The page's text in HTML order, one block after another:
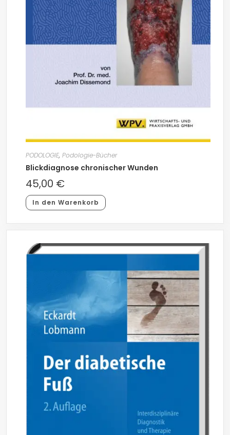
PODOLOGIE, Podologie-Bücher
Blickdiagnose chronischer Wunden
45,00 €
In den Warenkorb